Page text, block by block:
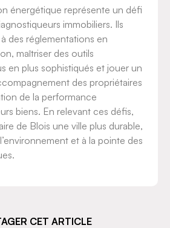
énergétique représente un défi
immobiliers. Ils
des réglementations en
maîtriser des outils
en plus sophistiqués et jouer un
des propriétaires
de la performance
biens. En relevant ces défis,
de Blois une ville plus durable,
et à la pointe des
CET ARTICLE